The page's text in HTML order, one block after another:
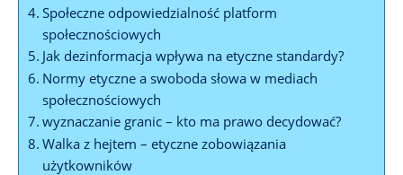
Społeczne odpowiedzialność platform
społecznościowych
Jak dezinformacja wpływa na etyczne standardy?
Normy etyczne a swoboda słowa w mediach
społecznościowych
wyznaczanie granic – kto ma prawo decydować?
Walka z hejtem – etyczne zobowiązania
użytkowników